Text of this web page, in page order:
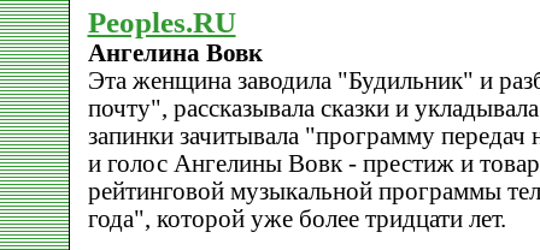
Peoples.RU
Ангелина Вовк
Эта женщина заводила "Будильник" и
почту", рассказывала сказки и
запинки зачитывала "программу передач
и голос Ангелины Вовк - престиж и
рейтинговой музыкальной программы
года", которой уже более тридцати лет.